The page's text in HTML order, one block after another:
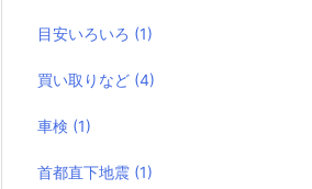
目安いろいろ (1)
買い取りなど (4)
車検 (1)
首都直下地震 (1)